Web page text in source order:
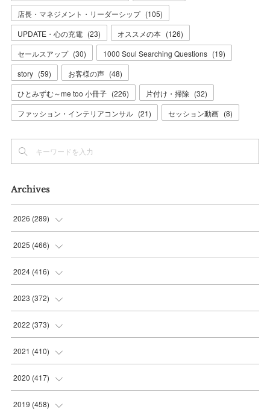
店長・マネジメント・リーダーシップ (105)
UPDATE・心の充電 (23) オススメの本 (126)
セールスアップ (30) 1000 Soul Searching Questions (19)
story (59) お客様の声 (48)
ひとみずむ～me too 小冊子 (226) 片付け・掃除 (32)
ファッション・インテリアコンサル (21) セッション動画 (8)
Archives
2026 (289)
(10
(36
(37
(42
2025 (466)
(56
(37
(35
(36
2024 (416)
(38
(39
(38
(36
2023 (372)
(31
(30
(30
(30
2022 (373)
(31
(33
(31
2021 (410)
(32
(32
2020 (417)
(35
2019 (458)